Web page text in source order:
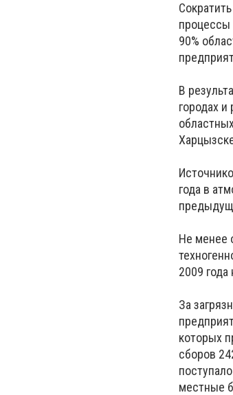
процессы
90%
В
городах
года в
Не менее
2009
За
которых
сборов
местные